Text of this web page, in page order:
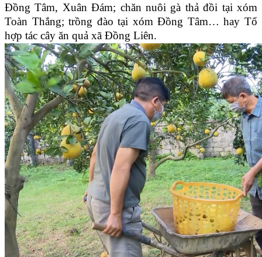
Đồng Tâm, Xuân Đám; chăn nuôi gà thả đồi tại xóm
Toàn Thắng; trồng đào tại xóm Đồng Tâm… hay Tổ
hợp tác cây ăn quả xã Đồng Liên.